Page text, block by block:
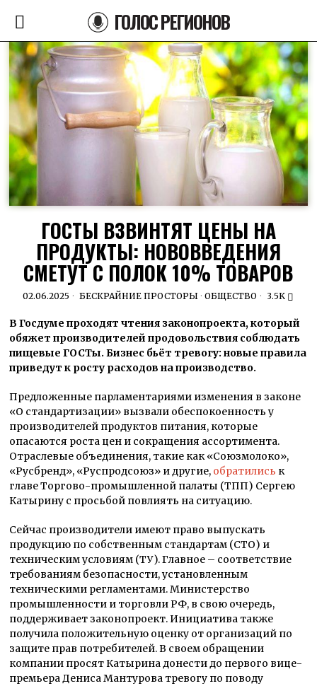
ГОЛОС РЕГИОНОВ
ГОСТЫ ВЗВИНТЯТ ЦЕНЫ НА
ПРОДУКТЫ: НОВОВВЕДЕНИЯ
СМЕТУТ С ПОЛОК 10% ТОВАРОВ
02.06.2025 БЕСКРАЙНИЕ ПРОСТОРЫ · ОБЩЕСТВО 3.5K
В Госдуме проходят чтения законопроекта, который
обяжет производителей продовольствия соблюдать
пищевые ГОСТы. Бизнес бьёт тревогу: новые правила
приведут к росту расходов на производство.
Предложенные парламентариями изменения в законе
«О стандартизации» вызвали обеспокоенность у
производителей продуктов питания, которые
опасаются роста цен и сокращения ассортимента.
Отраслевые объединения, такие как «Союзмолоко»,
«Русбренд», «Руспродсоюз» и другие, обратились к
главе Торгово-промышленной палаты (ТПП) Сергею
Катырину с просьбой повлиять на ситуацию.
Сейчас производители имеют право выпускать
продукцию по собственным стандартам (СТО) и
техническим условиям (ТУ). Главное – соответствие
требованиям безопасности, установленным
техническими регламентами. Министерство
промышленности и торговли РФ, в свою очередь,
поддерживает законопроект. Инициатива также
получила положительную оценку от организаций по
защите прав потребителей. В своем обращении
компании просят Катырина донести до первого вице-
премьера Дениса Мантурова тревогу по поводу